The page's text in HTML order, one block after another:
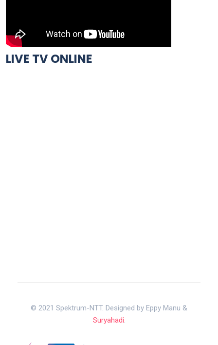
LIVE TV ONLINE
© 2021 Spektrum-NTT. Designed by Eppy Manu &
Suryahadi.